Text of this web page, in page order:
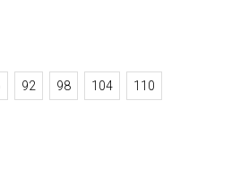
92 98 104 110